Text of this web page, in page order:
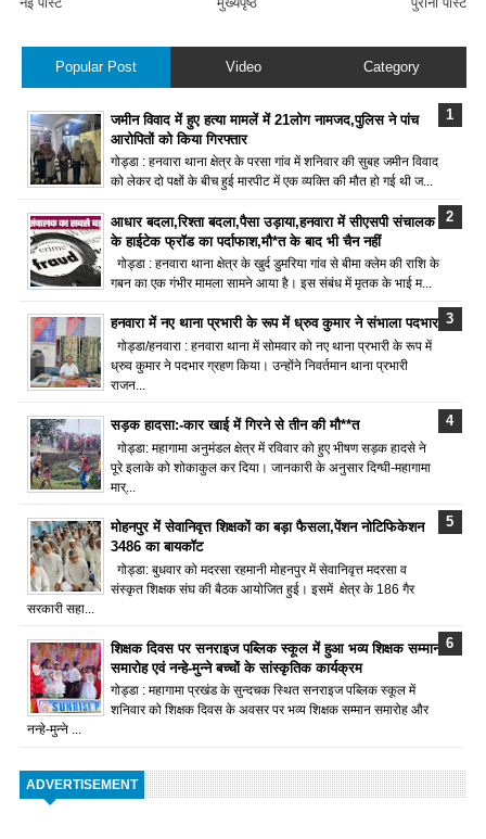
Popular Post Video Category
जमीन विवाद में हुए हत्या मामलें में 21लोग नामजद,पुलिस ने पांच
आरोपितों को किया गिरफ्तार
गोड्डा : हनवारा थाना क्षेत्र के परसा गांव में शनिवार की सुबह जमीन विवाद
को लेकर दो पक्षों के बीच हुई मारपीट में एक व्यक्ति की मौत हो गई थी ज...
आधार बदला,रिश्ता बदला,पैसा उड़ाया,हनवारा में सीएसपी संचालक
के हाईटेक फ्रॉड का पर्दाफाश,मौ*त के बाद भी चैन नहीं
गोड्डा : हनवारा थाना क्षेत्र के खुर्द डुमरिया गांव से बीमा क्लेम की राशि के
गबन का एक गंभीर मामला सामने आया है। इस संबंध में मृतक के भाई म...
हनवारा में नए थाना प्रभारी के रूप में ध्रुव कुमार ने संभाला पदभार
गोड्डा/हनवारा : हनवारा थाना में सोमवार को नए थाना प्रभारी के रूप में
ध्रुव कुमार ने पदभार ग्रहण किया। उन्होंने निवर्तमान थाना प्रभारी
राजन...
सड़क हादसा:-कार खाई में गिरने से तीन की मौ**त
गोड्डा: महागामा अनुमंडल क्षेत्र में रविवार को हुए भीषण सड़क हादसे ने
पूरे इलाके को शोकाकुल कर दिया। जानकारी के अनुसार दिग्घी-महागामा
मार्...
मोहनपुर में सेवानिवृत्त शिक्षकों का बड़ा फैसला,पेंशन नोटिफिकेशन
3486 का बायकॉट
गोड्डा: बुधवार को मदरसा रहमानी मोहनपुर में सेवानिवृत्त मदरसा व
संस्कृत शिक्षक संघ की बैठक आयोजित हुई। इसमें क्षेत्र के 186 गैर
सरकारी सहा...
शिक्षक दिवस पर सनराइज पब्लिक स्कूल में हुआ भव्य शिक्षक सम्मान
समारोह एवं नन्हे-मुन्ने बच्चों के सांस्कृतिक कार्यक्रम
गोड्डा : महागामा प्रखंड के सुन्दचक स्थित सनराइज पब्लिक स्कूल में
शनिवार को शिक्षक दिवस के अवसर पर भव्य शिक्षक सम्मान समारोह और
नन्हे-मुन्ने ...
ADVERTISEMENT